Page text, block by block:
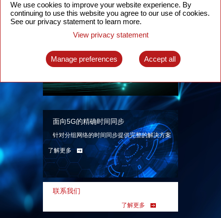
智能分组光网络
面向各类应用场景、基于SDN技术的分组光网
络解决方案
面向5G的精确时间同步
针对分组网络的时间同步提供完整的解决方案
了解更多
联系我们
了解更多
We use cookies to improve your website experience. By
continuing to use this website you agree to our use of cookies.
See our privacy statement to learn more.
View privacy statement
Manage preferences Accept all